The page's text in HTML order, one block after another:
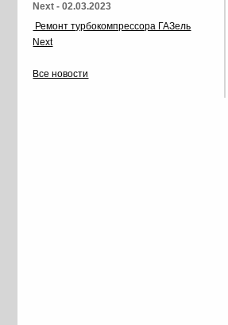
Next - 02.03.2023
Ремонт турбокомпрессора ГАЗель
Next
Все новости